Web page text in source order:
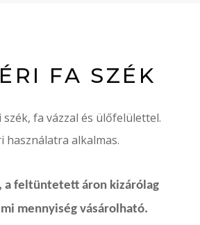
FA SZÉK
fa vázzal és ülőfelülettel.
használatra alkalmas.
a feltüntetett áron kizárólag
mennyiség vásárolható.